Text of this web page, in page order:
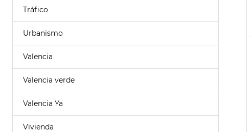
Tráfico
Urbanismo
Valencia
Valencia verde
Valencia Ya
Vivienda